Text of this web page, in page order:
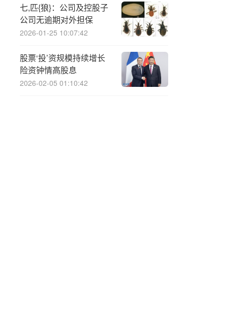
七,匹{狼}：公司及控股子
公司无逾期对外担保
2026-01-25 10:07:42
股票‘投’资规模持续增长
险资钟情高股息
2026-02-05 01:10:42